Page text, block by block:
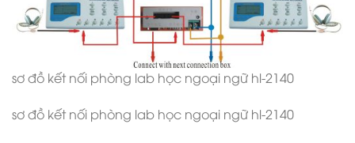
sơ đồ kết nối phòng lab học ngoại ngữ hl-2140
sơ đồ kết nối phòng lab học ngoại ngữ hl-2140